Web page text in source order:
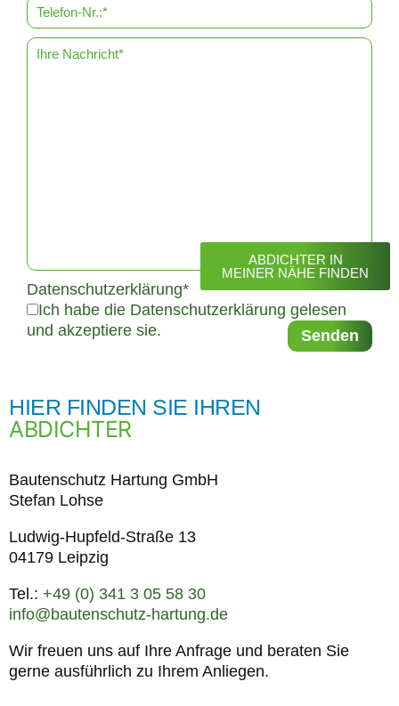
Datenschutzerklärung*
Ich habe die Datenschutzerklärung gelesen
und akzeptiere sie.
HIER FINDEN SIE IHREN
ABDICHTER
Bautenschutz Hartung GmbH
Stefan Lohse
Ludwig-Hupfeld-Straße 13
04179 Leipzig
Tel.: +49 (0) 341 3 05 58 30
info@bautenschutz-hartung.de
Wir freuen uns auf Ihre Anfrage und beraten Sie
gerne ausführlich zu Ihrem Anliegen.
ABDICHTER IN
MEINER NÄHE FINDEN